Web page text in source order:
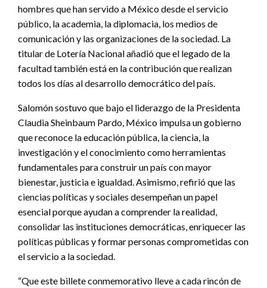
hombres que han servido a México desde el servicio
público, la academia, la diplomacia, los medios de
comunicación y las organizaciones de la sociedad. La
titular de Lotería Nacional añadió que el legado de la
facultad también está en la contribución que realizan
todos los días al desarrollo democrático del país.
Salomón sostuvo que bajo el liderazgo de la Presidenta
Claudia Sheinbaum Pardo, México impulsa un gobierno
que reconoce la educación pública, la ciencia, la
investigación y el conocimiento como herramientas
fundamentales para construir un país con mayor
bienestar, justicia e igualdad. Asimismo, refirió que las
ciencias políticas y sociales desempeñan un papel
esencial porque ayudan a comprender la realidad,
consolidar las instituciones democráticas, enriquecer las
políticas públicas y formar personas comprometidas con
el servicio a la sociedad.
“Que este billete conmemorativo lleve a cada rincón de